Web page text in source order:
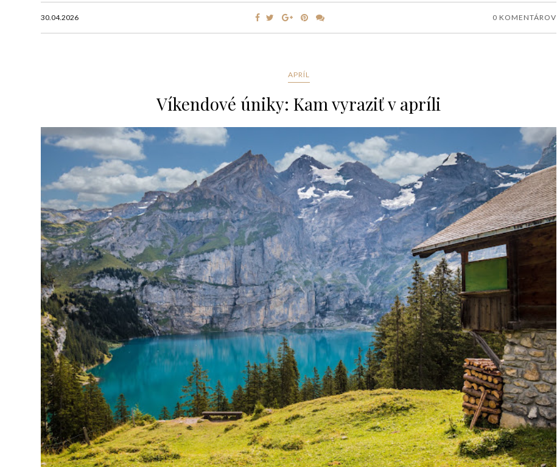
30.04.2026 0 KOMENTÁROV
APRÍL
Víkendové úniky: Kam vyraziť v apríli